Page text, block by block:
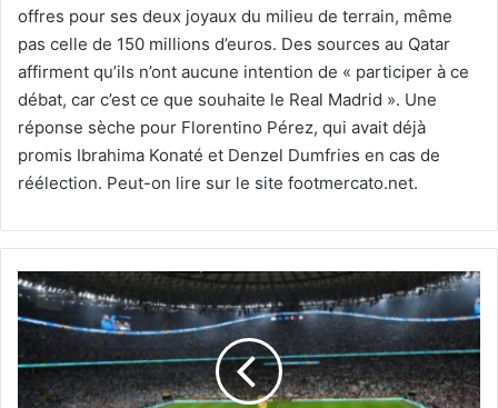
offres pour ses deux joyaux du milieu de terrain, même
pas celle de 150 millions d’euros. Des sources au Qatar
affirment qu’ils n’ont aucune intention de « participer à ce
débat, car c’est ce que souhaite le Real Madrid ». Une
réponse sèche pour Florentino Pérez, qui avait déjà
promis Ibrahima Konaté et Denzel Dumfries en cas de
réélection. Peut-on lire sur le site footmercato.net.
Mondial-
2026
:
la
FIFA
invente